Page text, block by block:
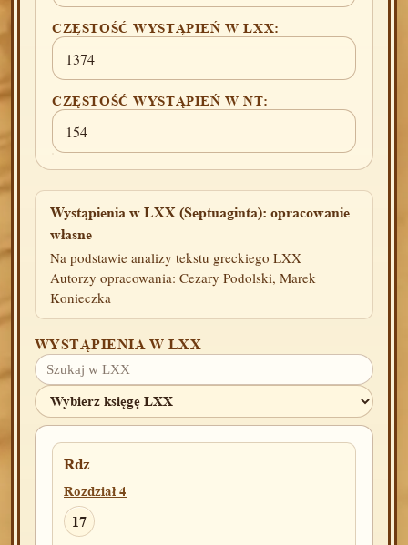
CZĘSTOŚĆ WYSTĄPIEŃ W LXX:
1374
CZĘSTOŚĆ WYSTĄPIEŃ W NT:
154
Wystąpienia w LXX (Septuaginta): opracowanie
własne
Na podstawie analizy tekstu greckiego LXX
Autorzy opracowania: Cezary Podolski, Marek
Konieczka
WYSTĄPIENIA W LXX
Rdz
Rozdział 4
17